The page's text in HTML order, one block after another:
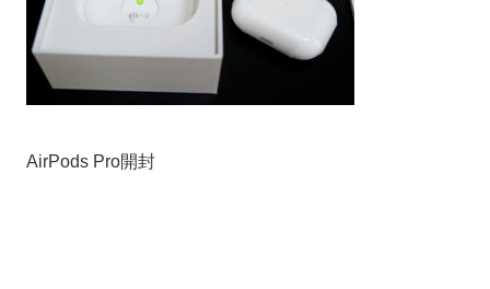
AirPods Pro開封